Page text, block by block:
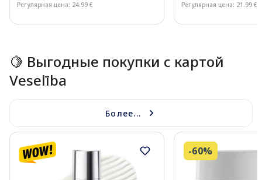
Регулярная цена: 24.99 € Регулярная цена: 21.99 €
🍋 Выгодные покупки с картой
Veselība
Более...
-60%